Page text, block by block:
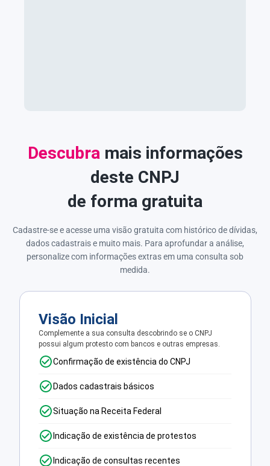
Descubramais informações
deste CNPJ
de forma gratuita
Cadastre-se e acesse uma visão gratuita com histórico de dívidas,
dados cadastrais e muito mais. Para aprofundar a análise,
personalize com informações extras em uma consulta sob
medida.
Visão Inicial
Complemente a sua consulta descobrindo se o CNPJ
possui algum protesto com bancos e outras empresas.
Confirmação de existência do CNPJ
Dados cadastrais básicos
Situação na Receita Federal
Indicação de existência de protestos
Indicação de consultas recentes